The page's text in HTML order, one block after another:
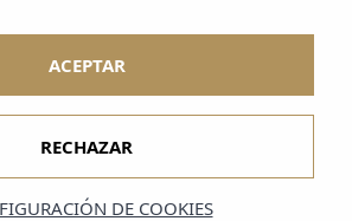
DE COOKIES
RECHAZAR
ACEPTAR